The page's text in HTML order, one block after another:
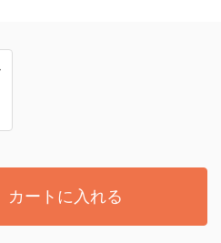
カートに入れる